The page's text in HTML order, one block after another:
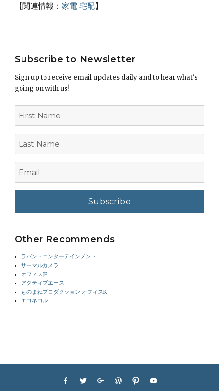
【関連情報： 家電 宅配】
Subscribe to Newsletter
Sign up to receive email updates daily and to hear what's
going on with us!
First
Name
Name
Other Recommends
ラパン・エンターテインメント
サーマルカメラ
オフィスJP
アクティブエース
ものまねプロダクション オフィスK
エコネコル
Facebook
Twitter GoogleplusWordPress
Pinterest